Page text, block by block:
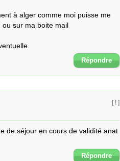
à alger comme moi puisse me
sur ma boite mail
Répondre
[ ! ]
de séjour en cours de validité anat
Répondre